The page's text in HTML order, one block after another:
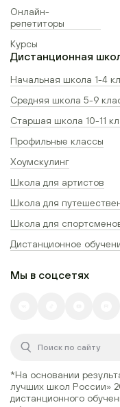
Онлайн-
репетиторы
Курсы
Дистанционная
Начальная школа 1-4
Средняя школа 5-9
Старшая школа 10-11
Профильные классы
Хоумскулинг
Школа для артистов
Школа для
Школа для
Дистанционное
Мы в соцсетях
*На основании
лучших школ России»
дистанционного